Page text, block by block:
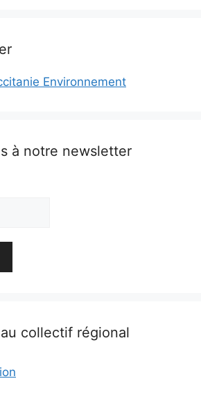
Environnement
à notre newsletter
collectif régional